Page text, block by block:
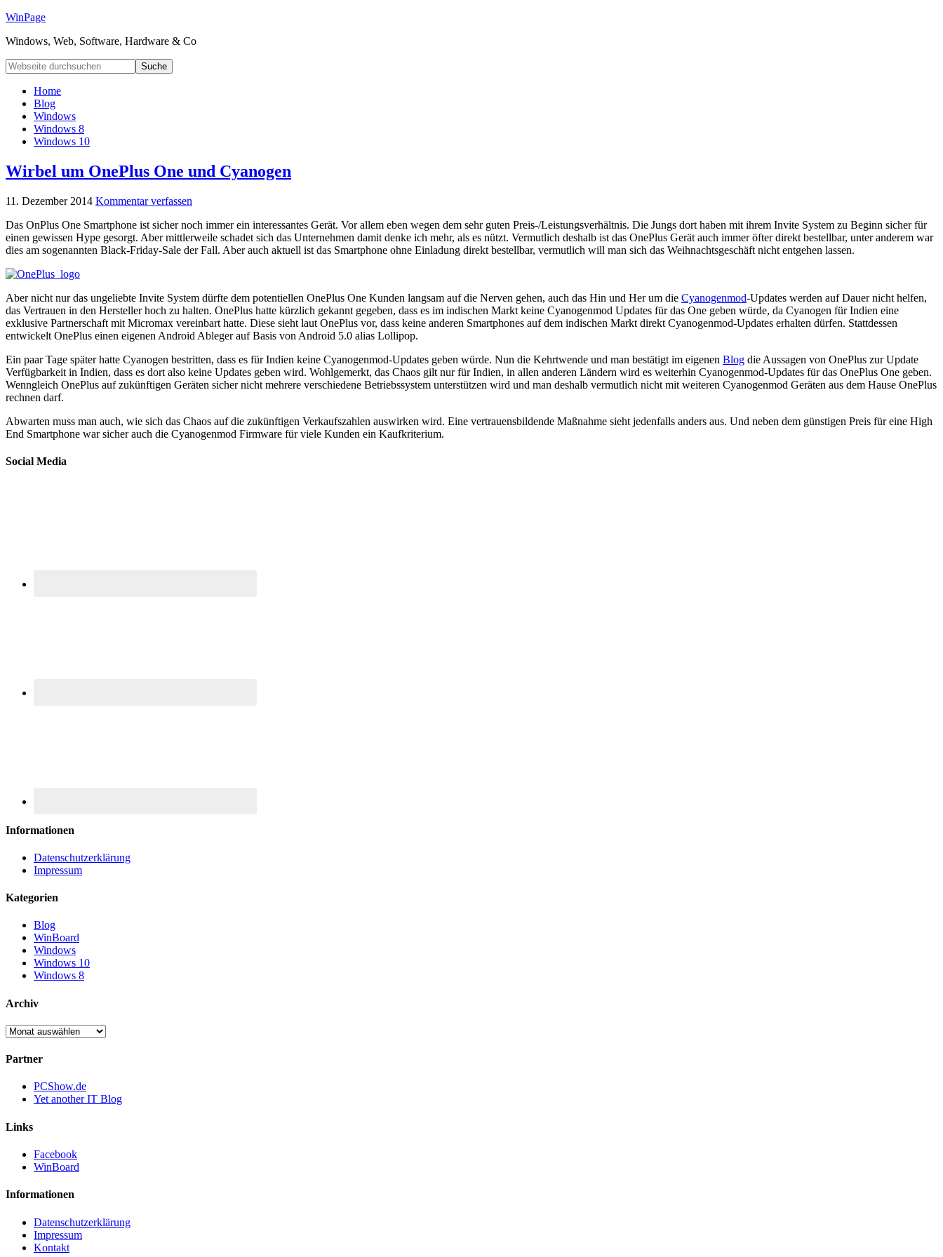
WinPage
Windows, Web, Software, Hardware & Co
Home
Blog
Windows
Windows 8
Windows 10
Wirbel um OnePlus One und Cyanogen
11. Dezember 2014 Kommentar verfassen
Das OnPlus One Smartphone ist sicher noch immer ein interessantes Gerät. Vor allem eben wegen dem sehr guten Preis-/Leistungsverhältnis. Die Jungs dort haben mit ihrem Invite System zu Beginn sicher für
einen gewissen Hype gesorgt. Aber mittlerweile schadet sich das Unternehmen damit denke ich mehr, als es nützt. Vermutlich deshalb ist das OnePlus Gerät auch immer öfter direkt bestellbar, unter anderem war
dies am sogenannten Black-Friday-Sale der Fall. Aber auch aktuell ist das Smartphone ohne Einladung direkt bestellbar, vermutlich will man sich das Weihnachtsgeschäft nicht entgehen lassen.
Aber nicht nur das ungeliebte Invite System dürfte dem potentiellen OnePlus One Kunden langsam auf die Nerven gehen, auch das Hin und Her um die Cyanogenmod-Updates werden auf Dauer nicht helfen,
das Vertrauen in den Hersteller hoch zu halten. OnePlus hatte kürzlich gekannt gegeben, dass es im indischen Markt keine Cyanogenmod Updates für das One geben würde, da Cyanogen für Indien eine
exklusive Partnerschaft mit Micromax vereinbart hatte. Diese sieht laut OnePlus vor, dass keine anderen Smartphones auf dem indischen Markt direkt Cyanogenmod-Updates erhalten dürfen. Stattdessen
entwickelt OnePlus einen eigenen Android Ableger auf Basis von Android 5.0 alias Lollipop.
Ein paar Tage später hatte Cyanogen bestritten, dass es für Indien keine Cyanogenmod-Updates geben würde. Nun die Kehrtwende und man bestätigt im eigenen Blog die Aussagen von OnePlus zur Update
Verfügbarkeit in Indien, dass es dort also keine Updates geben wird. Wohlgemerkt, das Chaos gilt nur für Indien, in allen anderen Ländern wird es weiterhin Cyanogenmod-Updates für das OnePlus One geben.
Wenngleich OnePlus auf zukünftigen Geräten sicher nicht mehrere verschiedene Betriebssystem unterstützen wird und man deshalb vermutlich nicht mit weiteren Cyanogenmod Geräten aus dem Hause OnePlus
rechnen darf.
Abwarten muss man auch, wie sich das Chaos auf die zukünftigen Verkaufszahlen auswirken wird. Eine vertrauensbildende Maßnahme sieht jedenfalls anders aus. Und neben dem günstigen Preis für eine High
End Smartphone war sicher auch die Cyanogenmod Firmware für viele Kunden ein Kaufkriterium.
Social Media
Informationen
Datenschutzerklärung
Impressum
Kategorien
Blog
WinBoard
Windows
Windows 10
Windows 8
Archiv
Archiv
Partner
PCShow.de
Yet another IT Blog
Links
Facebook
WinBoard
Informationen
Datenschutzerklärung
Impressum
Kontakt